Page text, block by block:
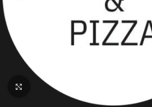
Klik for at forstørre